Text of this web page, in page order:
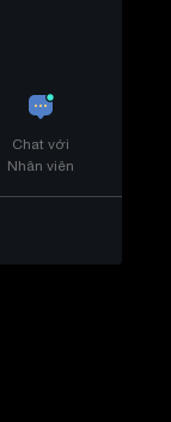
Chat với
Nhân viên